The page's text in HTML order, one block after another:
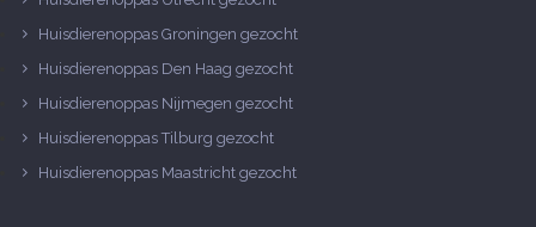
Huisdierenoppas Groningen gezocht
Huisdierenoppas Den Haag gezocht
Huisdierenoppas Nijmegen gezocht
Huisdierenoppas Tilburg gezocht
Huisdierenoppas Maastricht gezocht